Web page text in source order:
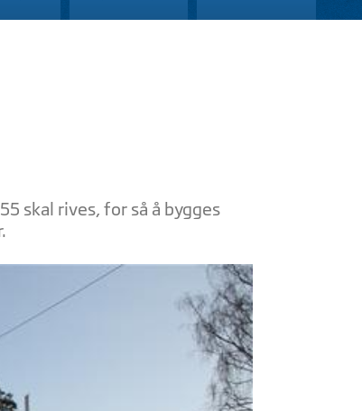
skal rives, for så å bygges